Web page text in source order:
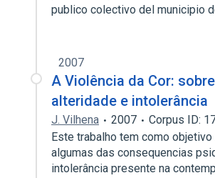
publico colectivo del municipio
2007
A Violência da Cor:
alteridade e intolerância
J. Vilhena 2007
Corpus ID:
Este trabalho tem como
algumas das consequencias
intolerância presente na